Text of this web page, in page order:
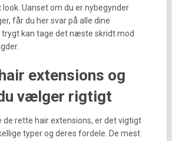
Uanset om du er nybegynder
får du her svar på alle dine
trygt kan tage det næste skridt mod
extensions og
vælger rigtigt
de rette hair extensions, er det vigtigt
typer og deres fordele. De mest